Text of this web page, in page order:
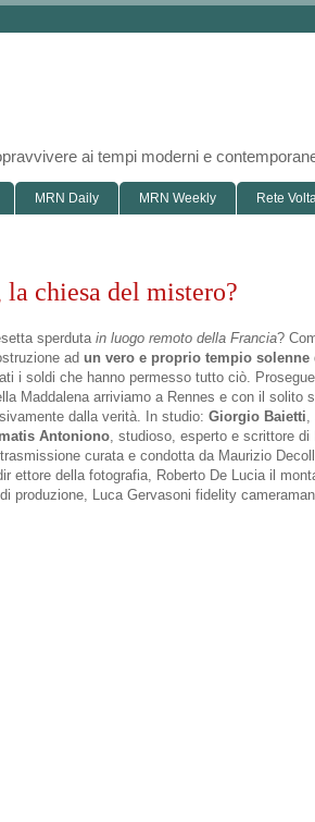
ai tempi moderni e
MRN Daily MRN Weekly Rete
la chiesa del mistero?
sperduta in luogo remoto della Francia?
ad un vero e proprio tempio solenne
i soldi che hanno permesso tutto ciò.
Maddalena arriviamo a Rennes e con il solito
dalla verità. In studio: Giorgio Baietti
Antoniono , studioso, esperto e scrittore
curata e condotta da Maurizio
ettore della fotografia, Roberto De Lucia il
produzione, Luca Gervasoni fidelity